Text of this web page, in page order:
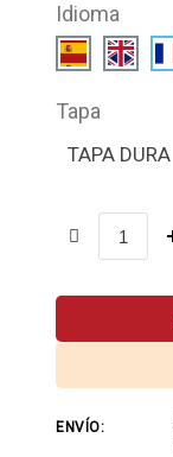
Idioma
Tapa
TAPA DURA
ENVÍO: